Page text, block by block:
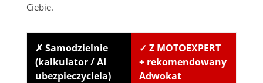
Ciebie.
✗ Samodzielnie
(kalkulator / AI
ubezpieczyciela)
✓ Z MOTOEXPERT
+ rekomendowany
Adwokat